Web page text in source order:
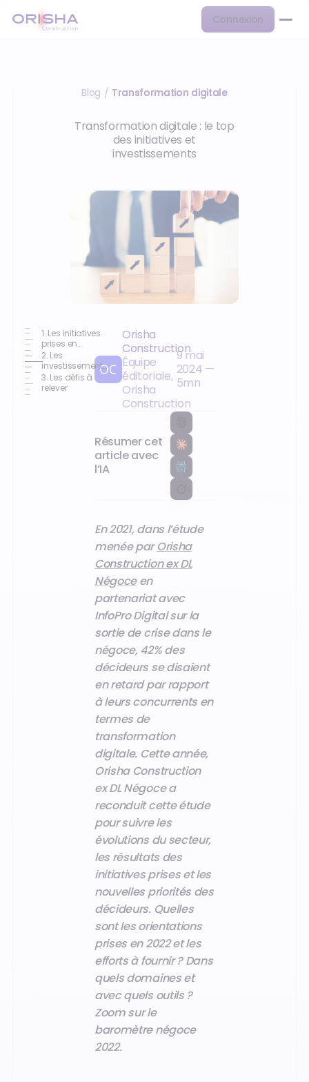
Connexion
Blog / Transformation digitale
Transformation digitale : le top
des initiatives et
investissements
1. Les initiatives
prises en
matière de
transformation
digitale
2. Les
investissements
perçus comme
prioritaires en
3. Les défis à
relever
Orisha
Construction
Équipe
éditoriale,
Orisha
Construction
9 mai
2024 —
5mn
Résumer cet
article avec
l’IA
En 2021, dans l’étude
menée parOrisha
Construction ex DL
Négoceen
partenariat avec
InfoPro Digital sur la
sortie de crise dans le
négoce, 42% des
décideurs se disaient
en retard par rapport
à leurs concurrents en
termes de
transformation
digitale. Cette année,
Orisha Construction
ex DL Négoce a
reconduit cette étude
pour suivre les
évolutions du secteur,
les résultats des
initiatives prises et les
nouvelles priorités des
décideurs. Quelles
sont les orientations
prises en 2022 et les
efforts à fournir ? Dans
quels domaines et
avec quels outils ?
Zoom sur le
baromètre négoce
2022.